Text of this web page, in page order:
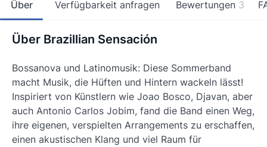
Über Verfügbarkeit anfragen Bewertungen 3
Über Brazillian Sensación
Bossanova und Latinomusik: Diese Sommerband
macht Musik, die Hüften und Hintern wackeln lässt!
Inspiriert von Künstlern wie Joao Bosco, Djavan, aber
auch Antonio Carlos Jobim, fand die Band einen Weg,
ihre eigenen, verspielten Arrangements zu erschaffen,
einen akustischen Klang und viel Raum für